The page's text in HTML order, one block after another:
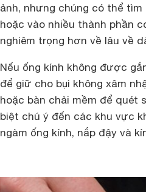
ảnh, nhưng chúng có thể
hoặc vào nhiều thành phần
nghiêm trọng hơn về lâu về
Nếu ống kính không được
để giữ cho bụi không xâm
hoặc bàn chải mềm để quét
biệt chú ý đến các khu vực
ngàm ống kính, nắp đậy và